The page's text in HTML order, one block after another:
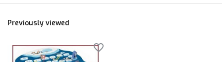
Previously viewed